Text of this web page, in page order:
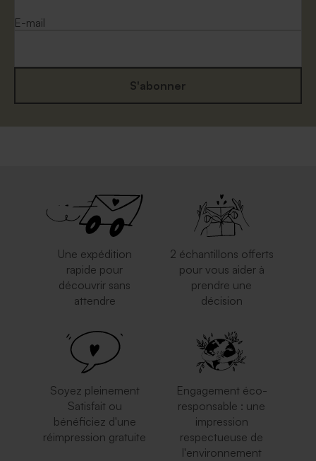
E-mail
S'abonner
Une expédition
rapide pour
découvrir sans
attendre
2 échantillons offerts
pour vous aider à
prendre une
décision
Soyez pleinement
Satisfait ou
bénéficiez d'une
réimpression gratuite
Engagement éco-
responsable : une
impression
respectueuse de
l'environnement